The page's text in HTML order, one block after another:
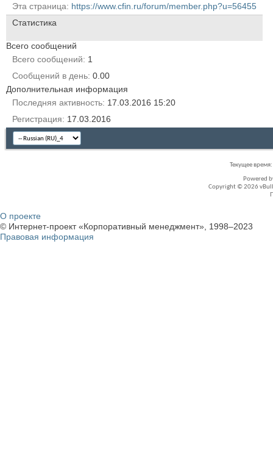
Эта страница
https://www.cfin.ru/forum/member.php?u=56455
Статистика
Всего сообщений
Всего сообщений
1
Сообщений в день 0.00
Дополнительная информация
Последняя активность 17.03.2016 15:20
Регистрация
17.03.2016
Текущее время:
Powered
Copyright © 2026
О проекте
© Интернет-проект «Корпоративный менеджмент», 1998–2023
Правовая информация